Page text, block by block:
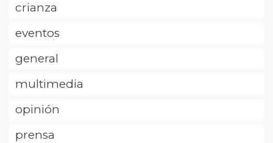
crianza
eventos
general
multimedia
opinión
prensa